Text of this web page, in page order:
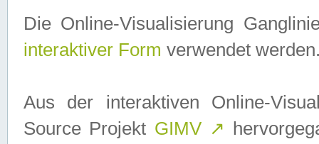
Die Online-Visualisierung
interaktiver Form verwendet
Aus der interaktiven Online-
Source Projekt GIMV ↗